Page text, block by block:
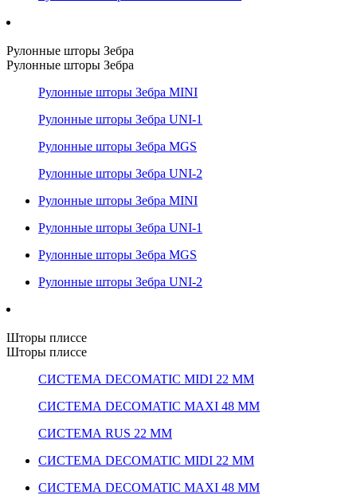
Рулонные шторы Зебра
Рулонные шторы Зебра
Рулонные шторы Зебра MINI
Рулонные шторы Зебра UNI-1
Рулонные шторы Зебра MGS
Рулонные шторы Зебра UNI-2
Рулонные шторы Зебра MINI
Рулонные шторы Зебра UNI-1
Рулонные шторы Зебра MGS
Рулонные шторы Зебра UNI-2
Шторы плиссе
Шторы плиссе
СИСТЕМА DECOMATIC MIDI 22 ММ
СИСТЕМА DECOMATIC MAXI 48 ММ
СИСТЕМА RUS 22 ММ
СИСТЕМА DECOMATIC MIDI 22 ММ
СИСТЕМА DECOMATIC MAXI 48 ММ